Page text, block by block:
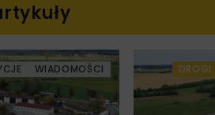
WIADOMOŚCI DROGI